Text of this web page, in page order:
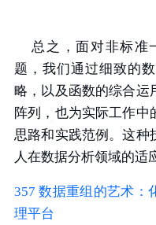
总之，面对非标准
题，我们通过细致的
略，以及函数的综合运
阵列，也为实际工作
思路和实践范例。这种
人在数据分析领域的适
357 数据重组的艺术：
理平台